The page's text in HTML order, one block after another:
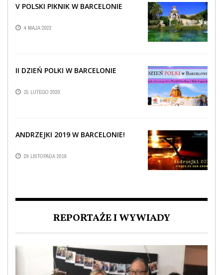
V POLSKI PIKNIK W BARCELONIE
4 MAJA 2022
II DZIEŃ POLKI W BARCELONIE
15 LUTEGO 2020
ANDRZEJKI 2019 W BARCELONIE!
29 LISTOPADA 2019
REPORTAŻE I WYWIADY